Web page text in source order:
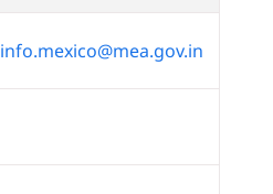
info.mexico@mea.gov.in